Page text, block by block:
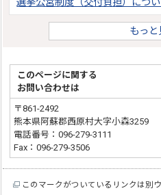
もっと
このページに関する
お問い合わせは
〒861-2492
熊本県阿蘇郡西原村大字小森3259
電話番号：096-279-3111
Fax：096-279-3506
このマークがついているリンクは別